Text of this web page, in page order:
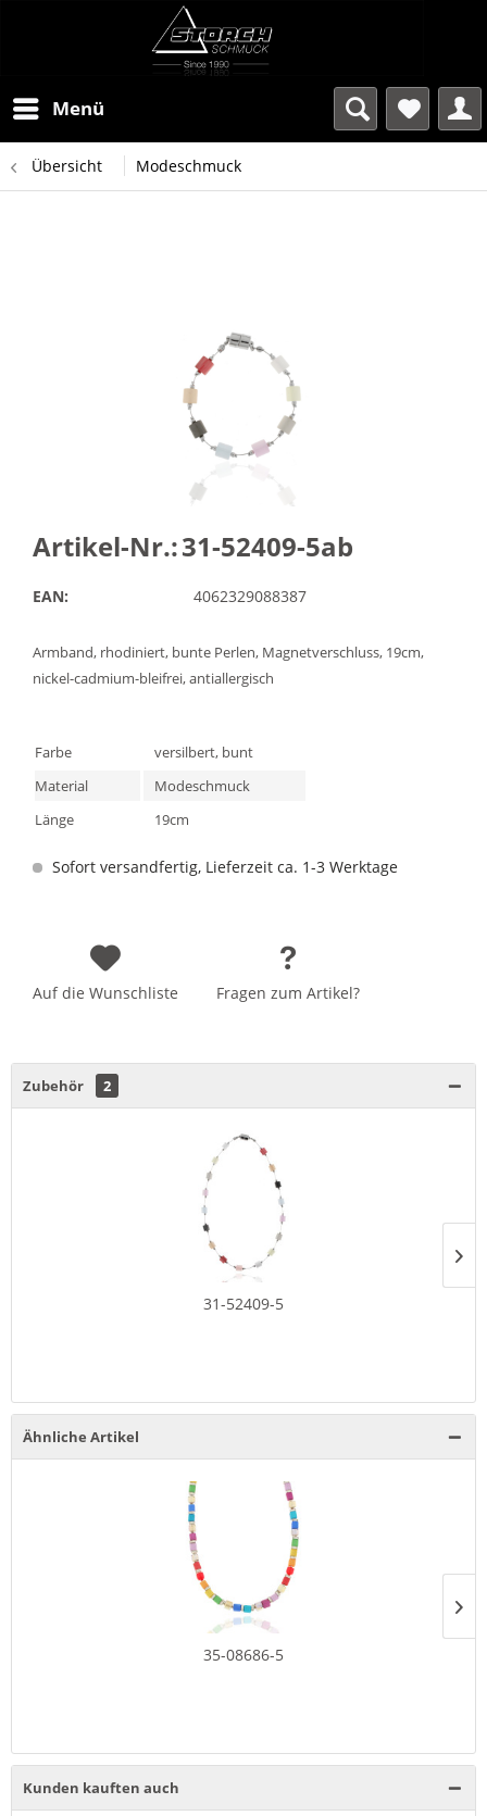
Menü
Übersicht Modeschmuck
Artikel-Nr.:31-52409-5ab
EAN: 4062329088387
Armband, rhodiniert, bunte Perlen, Magnetverschluss, 19cm,
nickel-cadmium-bleifrei, antiallergisch
Farbe
versilbert, bunt
Material
Modeschmuck
Länge
19cm
Sofort versandfertig, Lieferzeit ca. 1-3 Werktage
Auf die Wunschliste Fragen zum Artikel?
Zubehör 2
31-52409-5
Ähnliche Artikel
35-08686-5
Kunden kauften auch